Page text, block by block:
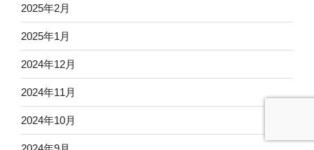
2025年2月
2025年1月
2024年12月
2024年11月
2024年10月